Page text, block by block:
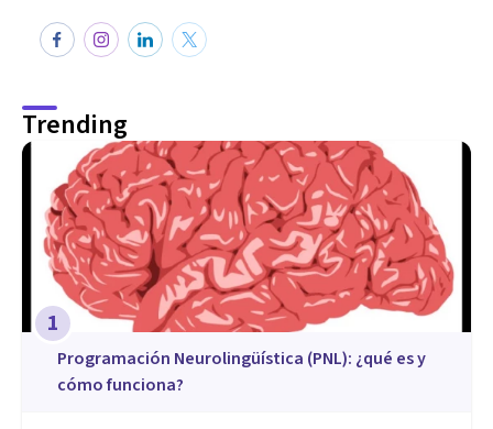
Trending
1
Programación Neurolingüística (PNL): ¿qué es y
cómo funciona?